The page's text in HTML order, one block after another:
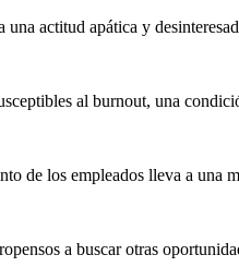
actitud apática y
al burnout, una
de los empleados lleva a una
a buscar otras